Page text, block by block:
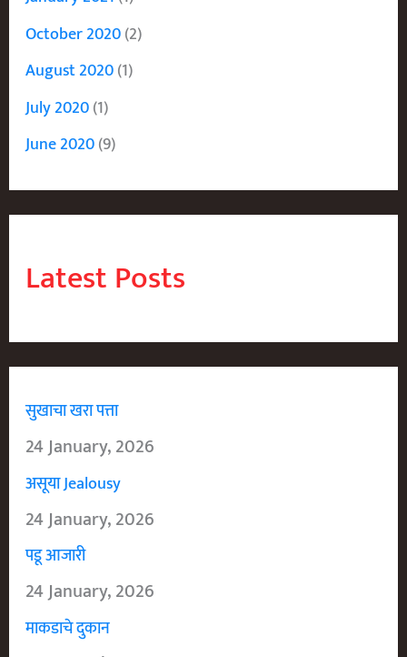
October 2020(2)
August 2020(1)
July 2020(1)
June 2020(9)
Latest Posts
सुखाचा खरा पत्ता
24 January, 2026
असूया Jealousy
24 January, 2026
पडू आजारी
24 January, 2026
माकडाचे दुकान